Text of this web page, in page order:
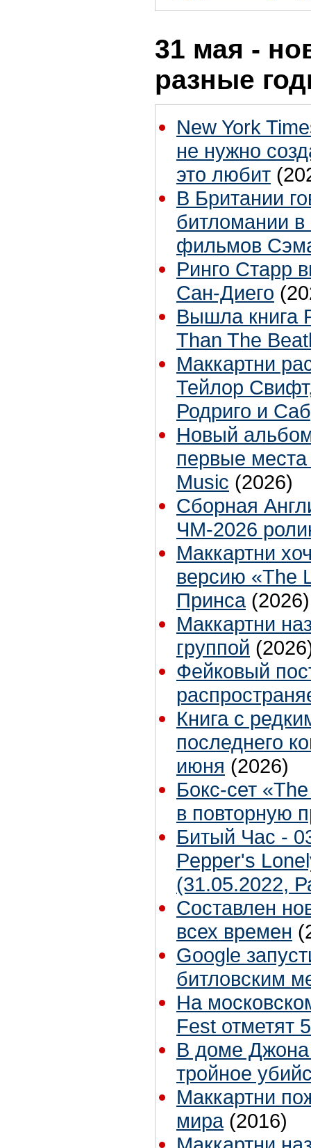
31 мая -
разные
New York
не нужно
это любит
В Британии
битломании
фильмов
Ринго Старр
Сан-Диего
Вышла книга
Than The
Маккартни
Тейлор
Родриго и
Новый
первые места
Music (2026)
Сборная
ЧМ-2026
Маккартни
версию «The
Принса (2026)
Маккартни
группой
Фейковый
Книга с
последнего
июня (2026)
Бокс-сет
в повторную
Битый Час -
Pepper's
(31.05.2022,
Составлен
всех времен
Google
битловским
На
Fest отметят
В доме
тройное
Маккартни
мира (2016)